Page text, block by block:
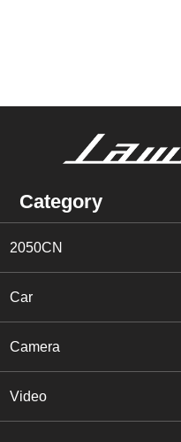
Category
2050CN
Car
Camera
Video